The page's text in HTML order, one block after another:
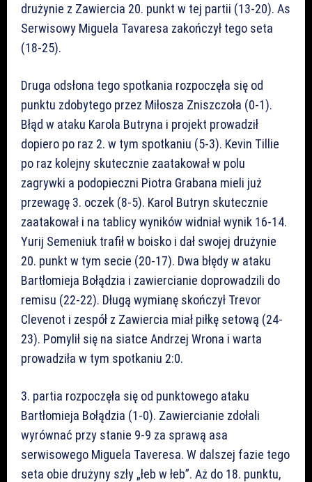
drużynie z Zawiercia 20. punkt w tej partii (13-20). As
Serwisowy Miguela Tavaresa zakończył tego seta
(18-25).
Druga odsłona tego spotkania rozpoczęła się od
punktu zdobytego przez Miłosza Zniszczoła (0-1).
Błąd w ataku Karola Butryna i projekt prowadził
dopiero po raz 2. w tym spotkaniu (5-3). Kevin Tillie
po raz kolejny skutecznie zaatakował w polu
zagrywki a podopieczni Piotra Grabana mieli już
przewagę 3. oczek (8-5). Karol Butryn skutecznie
zaatakował i na tablicy wyników widniał wynik 16-14.
Yurij Semeniuk trafił w boisko i dał swojej drużynie
20. punkt w tym secie (20-17). Dwa błędy w ataku
Bartłomieja Bołądzia i zawiercianie doprowadzili do
remisu (22-22). Długą wymianę skończył Trevor
Clevenot i zespół z Zawiercia miał piłkę setową (24-
23). Pomylił się na siatce Andrzej Wrona i warta
prowadziła w tym spotkaniu 2:0.
3. partia rozpoczęła się od punktowego ataku
Bartłomieja Bołądzia (1-0). Zawiercianie zdołali
wyrównać przy stanie 9-9 za sprawą asa
serwisowego Miguela Taveresa. W dalszej fazie tego
seta obie drużyny szły „łeb w łeb”. Aż do 18. punktu,